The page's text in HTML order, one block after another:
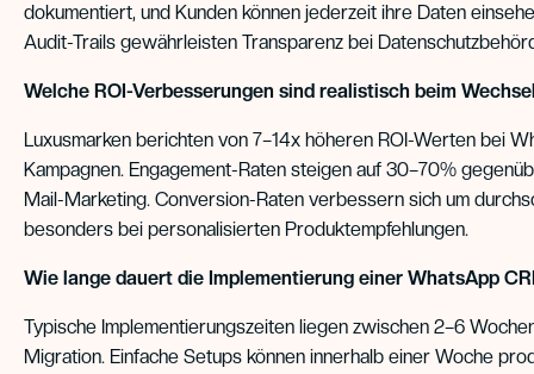
dokumentiert, und Kunden können jederzeit ihre Daten
Audit-Trails gewährleisten Transparenz bei
Welche ROI-Verbesserungen sind realistisch beim
Luxusmarken berichten von 7–14x höheren ROI-Werten bei
Kampagnen. Engagement-Raten steigen auf 30–70%
Mail-Marketing. Conversion-Raten verbessern sich um
besonders bei personalisierten Produktempfehlungen.
Wie lange dauert die Implementierung einer WhatsApp
Typische Implementierungszeiten liegen zwischen 2–6
Migration. Einfache Setups können innerhalb einer Woche